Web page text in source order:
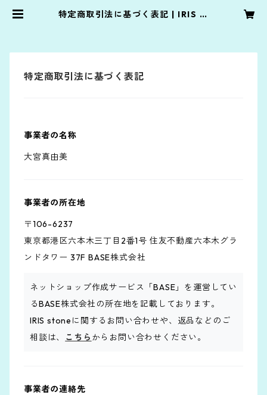
特定商取引法に基づく表記 | IRIS st
特定商取引法に基づく表記
事業者の名称
大宮真由美
事業者の所在地
〒106-6237
東京都港区六本木三丁目2番1号 住友不動産六本木グラ
ンドタワー 37F BASE株式会社
ネットショップ作成サービス「BASE」を運営してい
るBASE株式会社の所在地を記載しております。
IRIS stoneに関するお問い合わせや、返品などのご
相談は、 こちら からお問い合わせください。
事業者の連絡先